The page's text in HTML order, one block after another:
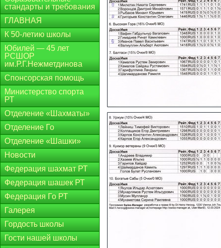
стандарты и требования
ГЛАВНАЯ
К 50-летию школы
Юбилей — 45 лет
РСШОР
им.Р.Г.Нежметдинова
Спонсорская помощь
Министерство спорта
РТ
Отделение «Шахматы»
Отделение Го
Отделение «Шашки»
Новости
Федерация шахмат РТ
Федерация шашек РТ
Федерация Го РТ
Галерея
Гордость школы
Гости нашей школы